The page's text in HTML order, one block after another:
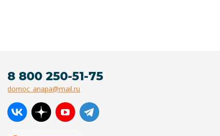
8 800 250-51-75
domoc_anapa@mail.ru